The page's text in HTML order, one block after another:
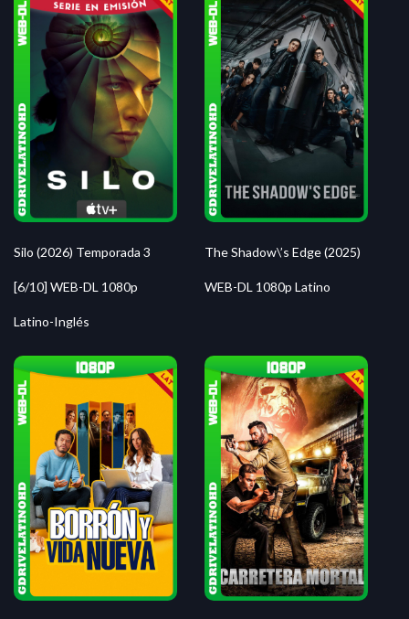
Silo (2026) Temporada 3
[6/10] WEB-DL 1080p
Latino-Inglés
The Shadow\’s Edge (2025)
WEB-DL 1080p Latino